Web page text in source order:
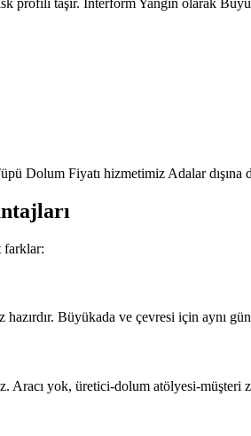
taşır. İnterform Yangın olarak
Dolum Fiyatı hizmetimiz Adalar dışına
farklar:
Büyükada ve çevresi için aynı
Aracı yok, üretici-dolum atölyesi-